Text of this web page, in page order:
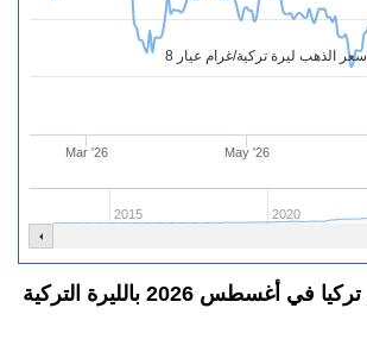
سعر الذهب ليرة تركية/غرام عيار 8
Mar '26 May '26
2015 2020
أسعار الذهب في تركيا في أغسطس 2026 بالليرة التركية